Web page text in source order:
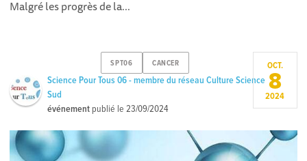
Malgré les progrès de la...
SPT06 CANCER
Science Pour Tous 06 - membre du réseau Culture Science
Sud
événement publié le23/09/2024
OCT.
8
2024